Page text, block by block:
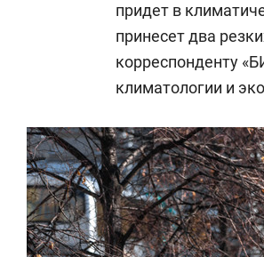
придет в
принесет два
корреспонденту
климатологии и
Рекомендуем
Как ГК «МИР ГРУПП» и ВТБ
создают оазис жилого
комфорта под Казанью